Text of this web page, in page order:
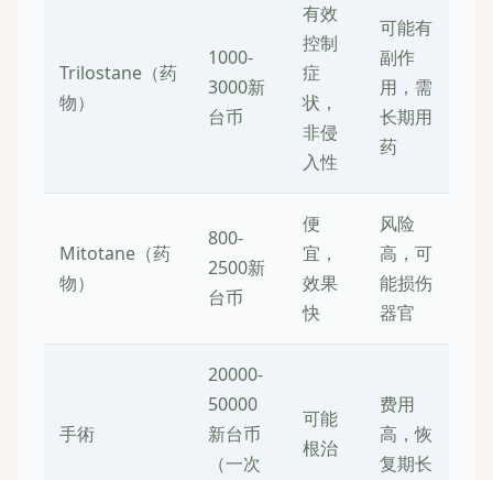
Trilostane（药
物）
1000-
3000新
台币
有效
控制
症
状，
非侵
入性
可能有
副作
用，需
长期用
药
Mitotane（药
物）
800-
2500新
台币
便
宜，
效果
快
风险
高，可
能损伤
器官
手術
20000-
50000
新台币
（一次
可能
根治
费用
高，恢
复期长